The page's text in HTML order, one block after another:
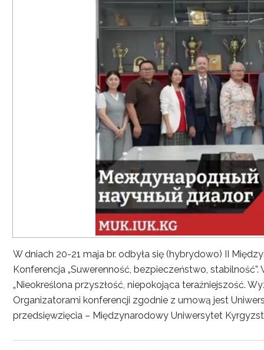
W dniach 20-21 maja br. odbyła się (hybrydowo) II
Konferencja „Suwerenność, bezpieczeństwo,
„Nieokreślona przyszłość, niepokojąca teraźniejszość.
Organizatorami konferencji zgodnie z umową jest
przedsięwzięcia – Międzynarodowy Uniwersytet